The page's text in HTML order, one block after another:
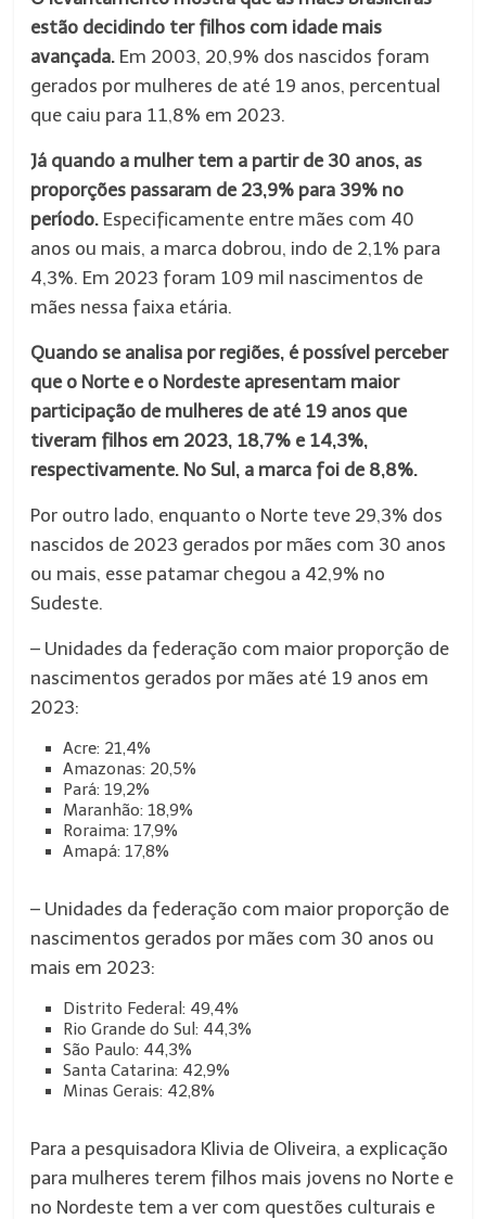
estão decidindo ter filhos com idade mais
avançada. Em 2003, 20,9% dos nascidos foram
gerados por mulheres de até 19 anos, percentual
que caiu para 11,8% em 2023.
Já quando a mulher tem a partir de 30 anos, as
proporções passaram de 23,9% para 39% no
período. Especificamente entre mães com 40
anos ou mais, a marca dobrou, indo de 2,1% para
4,3%. Em 2023 foram 109 mil nascimentos de
mães nessa faixa etária.
Quando se analisa por regiões, é possível perceber
que o Norte e o Nordeste apresentam maior
participação de mulheres de até 19 anos que
tiveram filhos em 2023, 18,7% e 14,3%,
respectivamente. No Sul, a marca foi de 8,8%.
Por outro lado, enquanto o Norte teve 29,3% dos
nascidos de 2023 gerados por mães com 30 anos
ou mais, esse patamar chegou a 42,9% no
Sudeste.
– Unidades da federação com maior proporção de
nascimentos gerados por mães até 19 anos em
2023:
Acre: 21,4%
Amazonas: 20,5%
Pará: 19,2%
Maranhão: 18,9%
Roraima: 17,9%
Amapá: 17,8%
– Unidades da federação com maior proporção de
nascimentos gerados por mães com 30 anos ou
mais em 2023:
Distrito Federal: 49,4%
Rio Grande do Sul: 44,3%
São Paulo: 44,3%
Santa Catarina: 42,9%
Minas Gerais: 42,8%
Para a pesquisadora Klivia de Oliveira, a explicação
para mulheres terem filhos mais jovens no Norte e
no Nordeste tem a ver com questões culturais e